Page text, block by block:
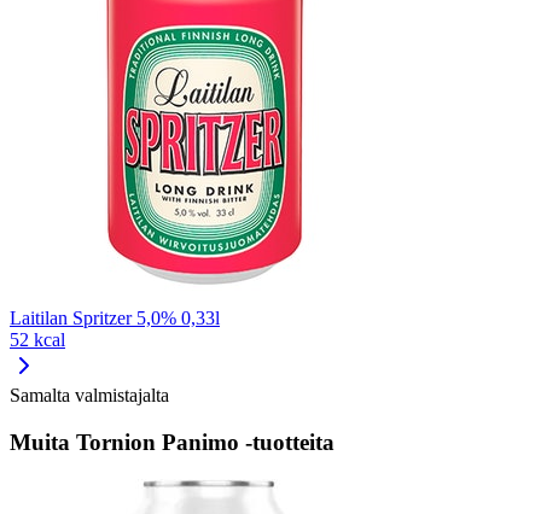
Laitilan Spritzer 5,0% 0,33l
52 kcal
Samalta valmistajalta
Muita Tornion Panimo -tuotteita